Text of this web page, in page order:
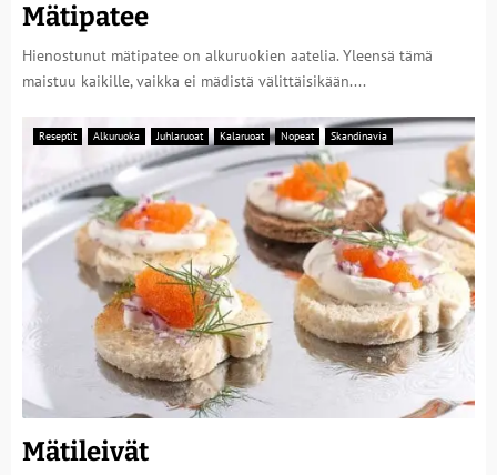
Mätipatee
Hienostunut mätipatee on alkuruokien aatelia. Yleensä tämä
maistuu kaikille, vaikka ei mädistä välittäisikään....
Reseptit Alkuruoka Juhlaruoat Kalaruoat Nopeat Skandinavia
Mätileivät